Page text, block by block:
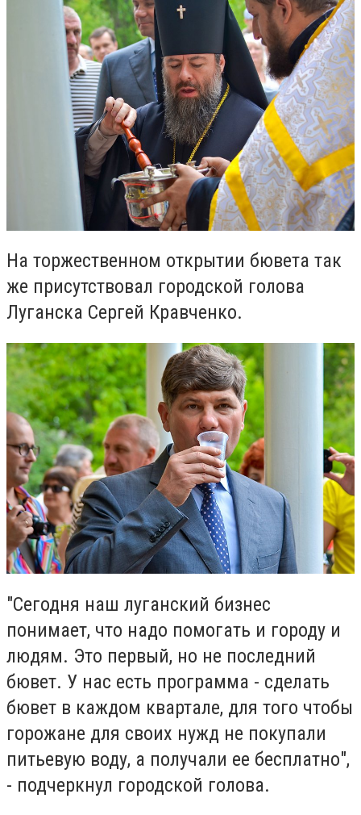
На торжественном открытии бювета так
же присутствовал городской голова
Луганска Сергей Кравченко.
"Сегодня наш луганский бизнес
понимает, что надо помогать и городу и
людям. Это первый, но не последний
бювет. У нас есть программа - сделать
бювет в каждом квартале, для того чтобы
горожане для своих нужд не покупали
питьевую воду, а получали ее бесплатно",
- подчеркнул городской голова.